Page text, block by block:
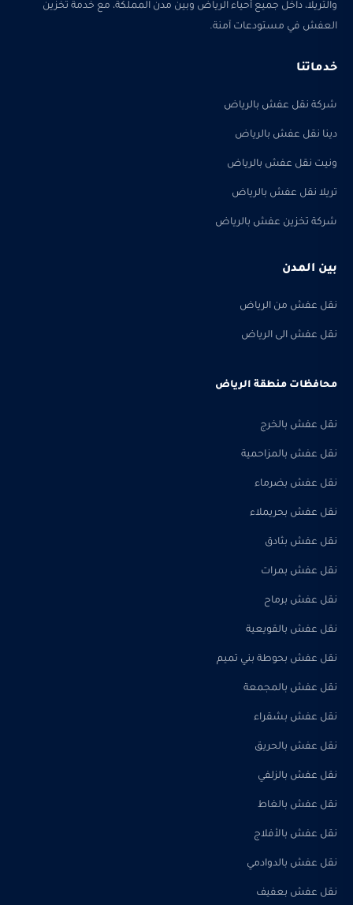
والتريلا، داخل جميع أحياء الرياض وبين مدن المملكة، مع خدمة تخزين
العفش في مستودعات آمنة.
خدماتنا
شركة نقل عفش بالرياض
دينا نقل عفش بالرياض
ونيت نقل عفش بالرياض
تريلا نقل عفش بالرياض
شركة تخزين عفش بالرياض
بين المدن
نقل عفش من الرياض
نقل عفش الى الرياض
محافظات منطقة الرياض
نقل عفش بالخرج
نقل عفش بالمزاحمية
نقل عفش بضرماء
نقل عفش بحريملاء
نقل عفش بثادق
نقل عفش بمرات
نقل عفش برماح
نقل عفش بالقويعية
نقل عفش بحوطة بني تميم
نقل عفش بالمجمعة
نقل عفش بشقراء
نقل عفش بالحريق
نقل عفش بالزلفي
نقل عفش بالغاط
نقل عفش بالأفلاج
نقل عفش بالدوادمي
نقل عفش بعفيف